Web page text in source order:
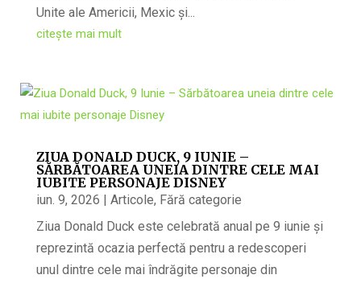
Unite ale Americii, Mexic și...
citește mai mult
ZIUA DONALD DUCK, 9 IUNIE –
SĂRBĂTOAREA UNEIA DINTRE CELE MAI
IUBITE PERSONAJE DISNEY
iun. 9, 2026 | Articole, Fără categorie
Ziua Donald Duck este celebrată anual pe 9 iunie și
reprezintă ocazia perfectă pentru a redescoperi
unul dintre cele mai îndrăgite personaje din